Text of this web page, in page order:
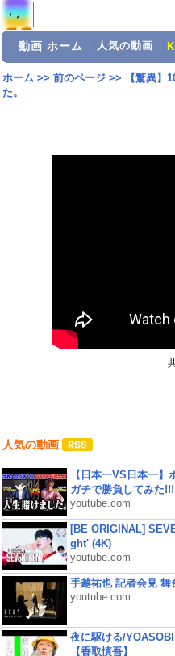
動画 ホーム 人気の動画
ホーム>> 前のページ>>
【驚異】
た。
人気の動画
【日本一VS日本一
ガチで勝負してみた
youtube.com
[BE ORIGINAL]
ght' (4K)
youtube.com
手越祐也 記者会見 舞
youtube.com
夜に駆ける/
【香取慎吾】